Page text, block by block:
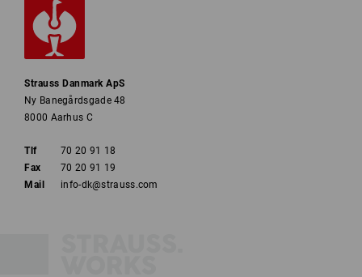
Strauss Danmark ApS
Ny Banegårdsgade 48
8000 Aarhus C
Tlf
70 20 91 18
Fax
70 20 91 19
Mail
info-dk@strauss.com